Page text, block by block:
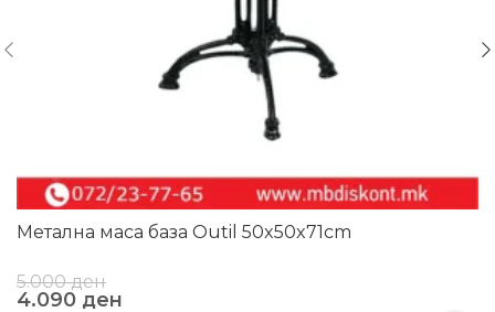
Метална маса база Outil 50x50x71cm
5.000ден
4.090 ден